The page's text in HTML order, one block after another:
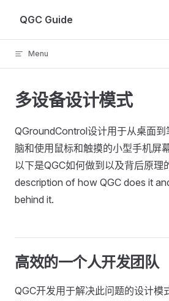
Skip to content
QGC Guide
Menu
多设备设计模式
QGroundControl设计用于从桌面
脑和使用鼠标和触摸的小型手机屏
以下是QGC如何做到以及背后原理
description of how QGC does it
behind it.
高效的一个人开发团队
QGC开发用于解决此问题的设计模